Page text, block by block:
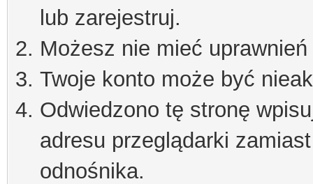
lub zarejestruj.
Możesz nie mieć
Twoje konto może być
Odwiedzono tę stronę
adresu przeglądarki
odnośnika.